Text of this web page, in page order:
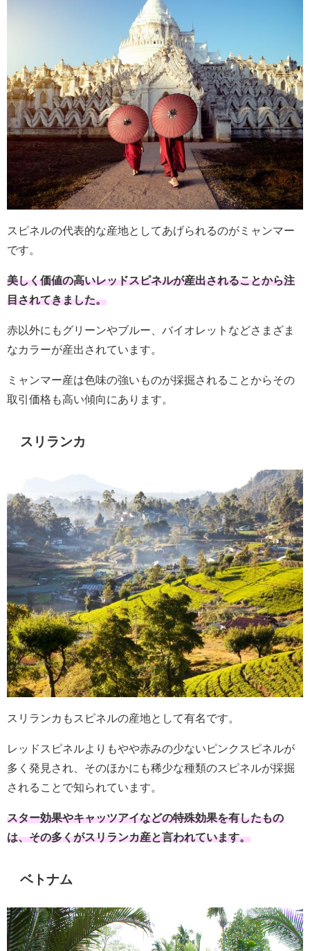
スピネルの代表的な産地としてあげられるのがミャンマー
です。
美しく価値の高いレッドスピネルが産出されることから注
目されてきました。
赤以外にもグリーンやブルー、バイオレットなどさまざま
なカラーが産出されています。
ミャンマー産は色味の強いものが採掘されることからその
取引価格も高い傾向にあります。
スリランカ
スリランカもスピネルの産地として有名です。
レッドスピネルよりもやや赤みの少ないピンクスピネルが
多く発見され、そのほかにも稀少な種類のスピネルが採掘
されることで知られています。
スター効果やキャッツアイなどの特殊効果を有したもの
は、その多くがスリランカ産と言われています。
ベトナム